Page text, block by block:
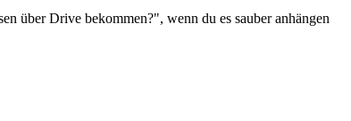
über Drive bekommen?", wenn du es sauber anhängen